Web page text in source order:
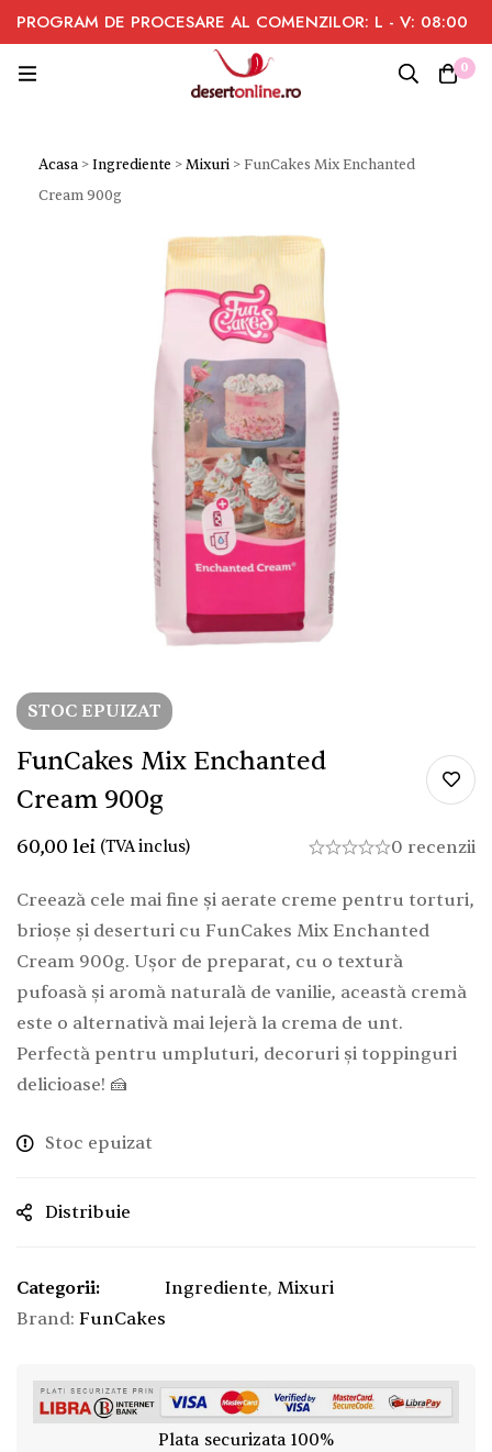
PROGRAM DE PROCESARE AL COMENZILOR: L - V: 08:00
- 16:00
0
Acasa >Ingrediente >Mixuri > FunCakes Mix Enchanted
Cream 900g
STOC EPUIZAT
FunCakes Mix Enchanted
Cream 900g
60,00 lei (TVA inclus) 0 recenzii
Creează cele mai fine și aerate creme pentru torturi,
brioșe și deserturi cu FunCakes Mix Enchanted
Cream 900g. Ușor de preparat, cu o textură
pufoasă și aromă naturală de vanilie, această cremă
este o alternativă mai lejeră la crema de unt.
Perfectă pentru umpluturi, decoruri și toppinguri
delicioase! 🍰
Stoc epuizat
Distribuie
Categorii: Ingrediente, Mixuri
Brand: FunCakes
Plata securizata 100%